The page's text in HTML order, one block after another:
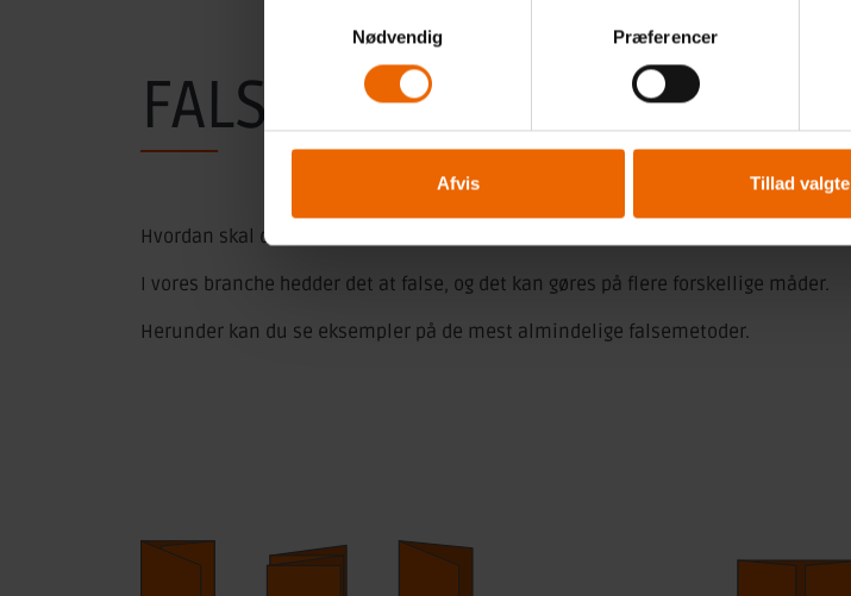
Nødvendig
Præferencer
Afvis Tillad valgte
FALSEMETODER
Hvordan skal din folder foldes?
I vores branche hedder det at false, og det kan gøres på flere forskellige måder.
Herunder kan du se eksempler på de mest almindelige falsemetoder.